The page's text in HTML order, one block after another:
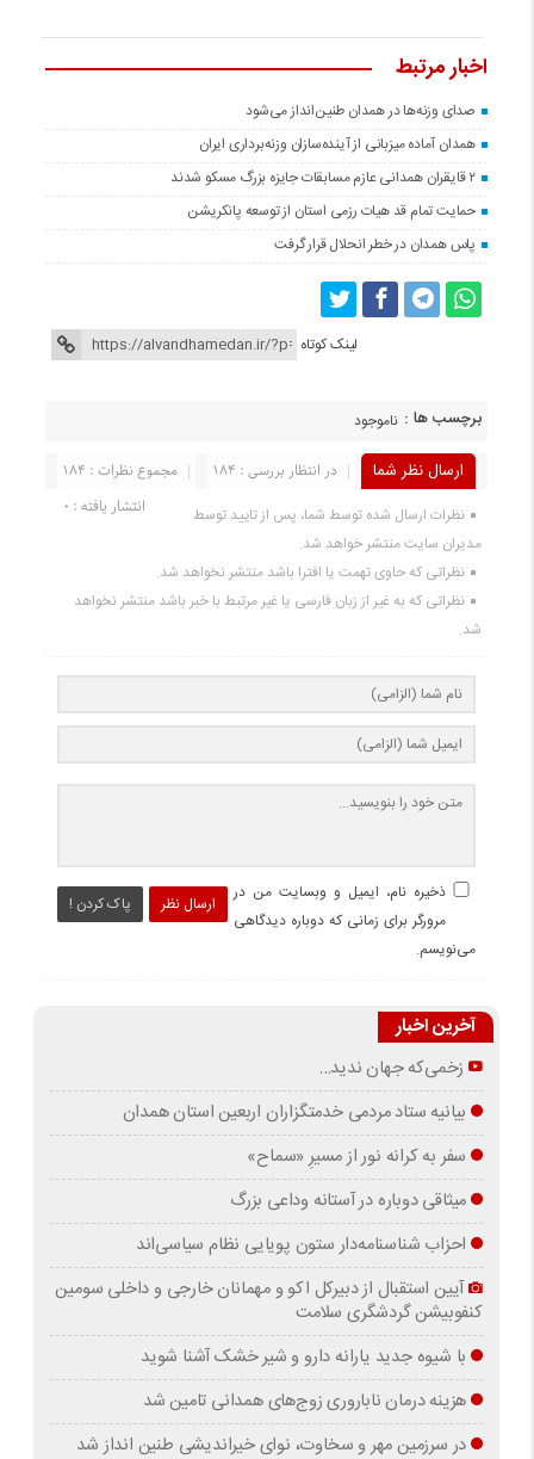
اخبار مرتبط
صدای وزنه‌ها در همدان طنین‌انداز می‌شود
همدان آماده میزبانی از آینده‌سازان وزنه‌برداری ایران
۲ قایقران همدانی عازم مسابقات جایزه بزرگ مسکو شدند
حمایت تمام قد هیات رزمی استان از توسعه پانکریشن
پاس همدان در خطر انحلال قرار گرفت
لینک کوتاه
برچسب ها : ناموجود
ارسال نظر شما مجموع نظرات : 184
در انتظار بررسی : 184
انتشار یافته : 0
نظرات ارسال شده توسط شما، پس از تایید توسط
مدیران سایت منتشر خواهد شد.
نظراتی که حاوی تهمت یا افترا باشد منتشر نخواهد شد.
نظراتی که به غیر از زبان فارسی یا غیر مرتبط با خبر باشد منتشر نخواهد
شد.
ارسال نظر پاک کردن !
ذخیره نام، ایمیل و وبسایت من در
مرورگر برای زمانی که دوباره دیدگاهی
می‌نویسم.
آخرین اخبار
زخمی‌که جهان ندید…
بیانیه ستاد مردمی خدمتگزاران اربعین استان همدان
سفر به کرانه‌ نور از مسیرِ «سماح»
میثاقی دوباره در آستانه‌ وداعی بزرگ
احزاب شناسنامه‌دار ستون پویایی نظام سیاسی‌اند
آیین استقبال از دبیرکل اکو و مهمانان خارجی و داخلی سومین
کنفوبیشن گردشگری سلامت
با شیوه جدید یارانه دارو و شیر خشک آشنا شوید
هزینه درمان ناباروری زوج‌های همدانی تامین شد
در سرزمین مهر و سخاوت، نوای خیراندیشی طنین انداز شد